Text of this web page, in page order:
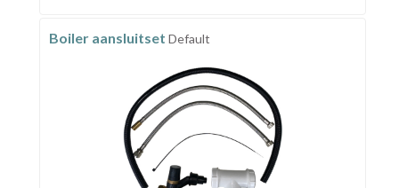
Boiler aansluitset Default